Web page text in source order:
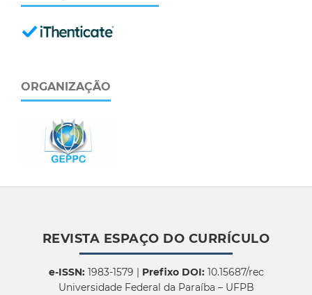
ORGANIZAÇÃO
REVISTA ESPAÇO DO CURRÍCULO
e-ISSN:1983-1579 | Prefixo DOI:10.15687/rec
Universidade Federal da Paraíba – UFPB